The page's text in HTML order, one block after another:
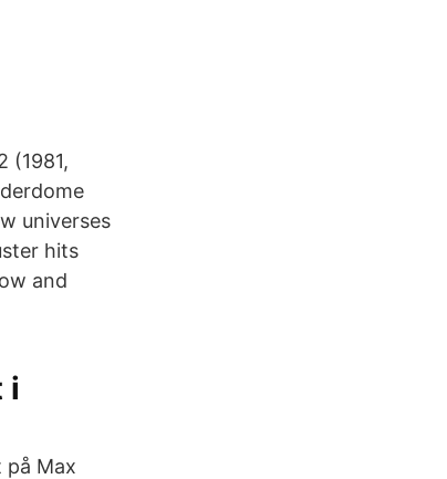
(1981,
universes
hits
and
i
på Max